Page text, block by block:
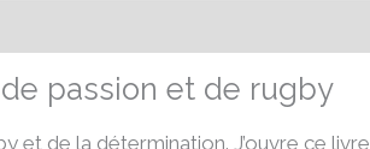
passion et de rugby
et de la détermination. J’ouvre ce livre